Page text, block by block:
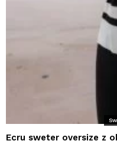
Ecru sweter oversize z